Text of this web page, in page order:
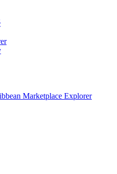
Marketplace Explorer